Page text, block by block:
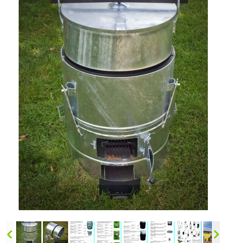
Doppelt antippen zum
vergrößern